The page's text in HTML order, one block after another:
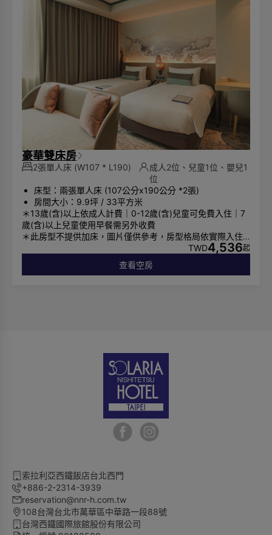
豪華雙床房
2張單人床 (W107 * L190)
成人2位、兒童1位、嬰兒1
位
床型：兩張單人床 (107公分x190公分 *2張)
房間大小：9.9坪 / 33平方米
＊13歲(含)以上依成人計費｜0-12歲(含)兒童可免費入住｜7
歲(含)以上兒童使用早餐需另外收費
＊此房型不提供加床，圖片僅供參考，房型格局依實際入住
※ 因飯店鄰近台北市博愛警備管制區，故配合政府規定，此
房型對外窗設有「視覺控制膜」，非面向總統府方向仍可看
TWD4,536起
查看空房
索拉利亞西鐵飯店台北西門
+886-2-2314-3939
reservation@nnr-h.com.tw
108台灣台北市萬華區中華路一段88號
台灣西鐵國際旅館股份有限公司